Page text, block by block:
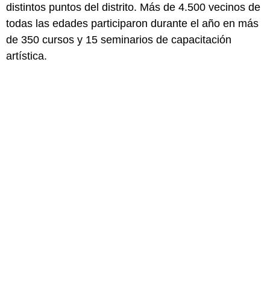
distintos puntos del distrito. Más de 4.500 vecinos de
todas las edades participaron durante el año en más
de 350 cursos y 15 seminarios de capacitación
artística.